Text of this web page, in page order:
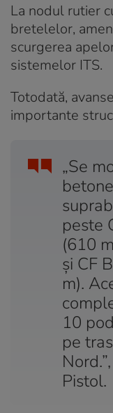
La nodul rutier
bretelelor,
scurgerea
sistemelor ITS.
Totodată,
importante
„Se
peste
(610
și CF
m).
10
pe
Pistol.